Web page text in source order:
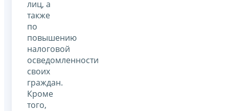
лиц, а
также
по
повышению
налоговой
осведомленности
своих
граждан.
Кроме
того,